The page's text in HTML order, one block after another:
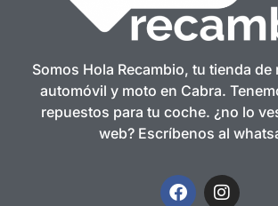
Somos Hola Recambio, tu tienda de
automóvil y moto en Cabra.
repuestos para tu coche. ¿no lo
web? Escríbenos al